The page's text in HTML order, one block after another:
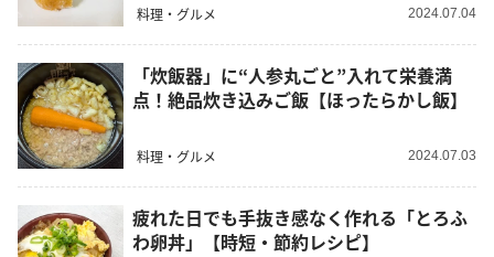
料理・グルメ 2024.07.04
「炊飯器」に“人参丸ごと”入れて栄養満
点！絶品炊き込みご飯【ほったらかし飯】
料理・グルメ 2024.07.03
疲れた日でも手抜き感なく作れる「とろふ
わ卵丼」【時短・節約レシピ】